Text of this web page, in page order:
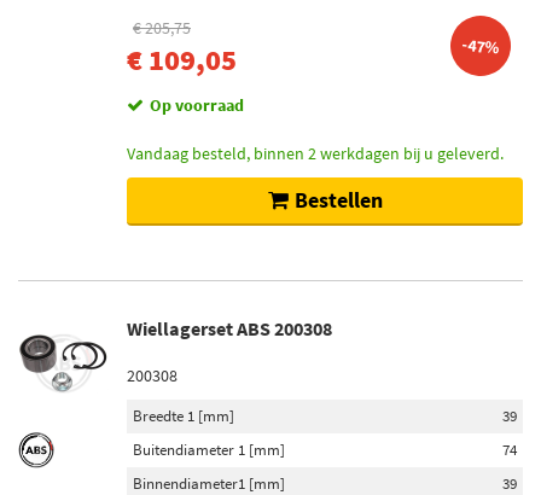
€ 205,75
€ 109,05 -47%
Op voorraad
Vandaag besteld, binnen 2 werkdagen bij u geleverd.
Bestellen
Wiellagerset ABS 200308
200308
Breedte 1 [mm]
39
Buitendiameter 1 [mm]
74
Binnendiameter1 [mm]
39